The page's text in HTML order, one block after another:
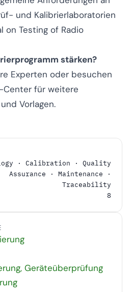
und Kalibrierlaboratorien
on Testing of Radio
stärken?
Experten oder besuchen
Center für weitere
Vorlagen.
· Calibration · Quality
Assurance · Maintenance ·
Traceability
8
Geräteüberprüfung